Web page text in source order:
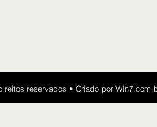
reservados • Criado por